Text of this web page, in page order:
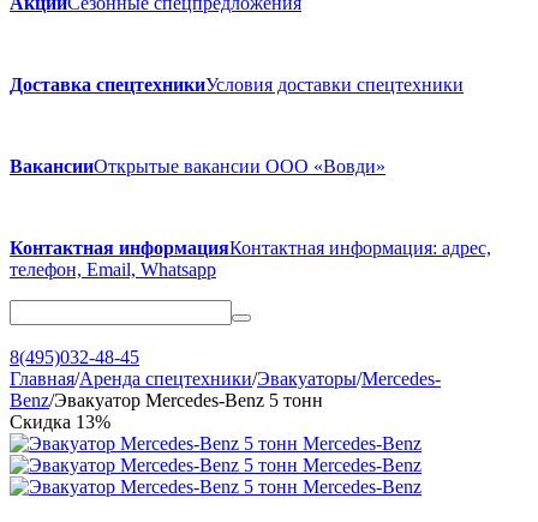
Доставка спецтехникиУсловия доставки спецтехники
ВакансииОткрытые вакансии ООО «Вовди»
Контактная информацияКонтактная информация: адрес,
телефон, Email, Whatsapp
8(495)032-48-45
Главная/Аренда спецтехники/Эвакуаторы/Mercedes-
Benz/Эвакуатор Mercedes-Benz 5 тонн
Скидка 13%